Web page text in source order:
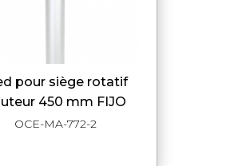
450 mm FIJO
OCE-MA-772-2